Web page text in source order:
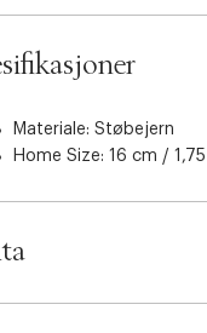
Materiale: Støbejern
Home Size: 16 cm / 1,75 l